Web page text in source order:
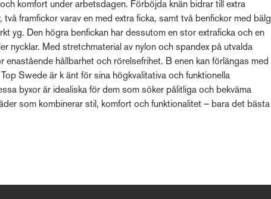
komfort under arbetsdagen. Förböjda knän bidrar till extra
framfickor varav en med extra ficka, samt två benfickor med bälg
yg. Den högra benfickan har dessutom en stor extraficka och en
nycklar. Med stretchmaterial av nylon och spandex på utvalda
hållbarhet och rörelsefrihet. B enen kan förlängas med
Swede är k änt för sina högkvalitativa och funktionella
byxor är idealiska för dem som söker pålitliga och bekväma
som kombinerar stil, komfort och funktionalitet – bara det bästa